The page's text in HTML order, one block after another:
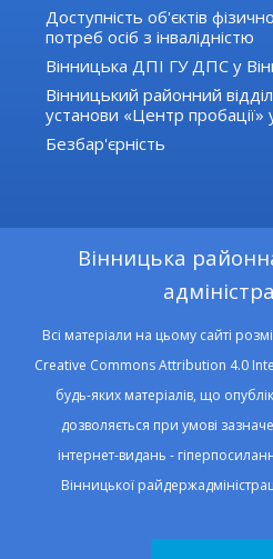
Доступність об'єктів
потреб осіб з інвалідністю
Вінницька ДПІ ГУ ДПС у
Вінницький районний
установи «Центр пробації»
Безбар'єрність
Вінницька
Всі матеріали на цьому сайті
Creative Commons Attribution 4.0
будь-яких матеріалів, що
дозволяється при умові
інтернет-видань -
Вінницької